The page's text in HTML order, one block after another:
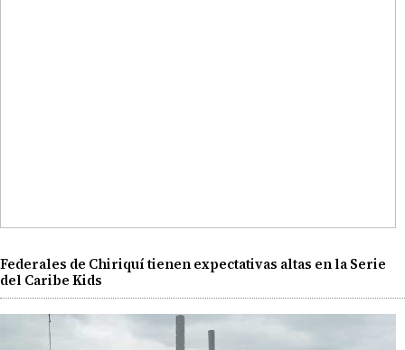
Federales de Chiriquí tienen expectativas altas en la Serie
del Caribe Kids